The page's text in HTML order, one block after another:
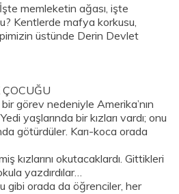
memleketin ağası, işte
Kentlerde mafya korkusu,
üstünde Derin Devlet
bir görev nedeniyle Amerika’nın
yaşlarında bir kızları vardı; onu
götürdüler. Karı-koca orada
kızlarını okutacaklardı. Gittikleri
yazdırdılar…
gibi orada da öğrenciler, her